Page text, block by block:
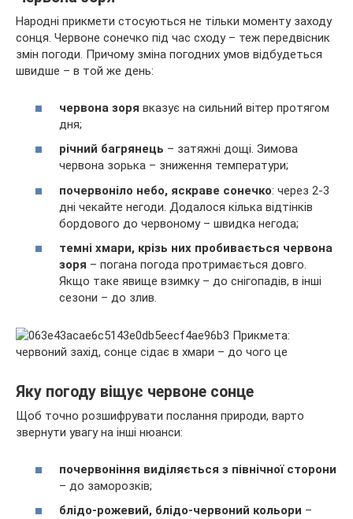
Народні прикмети стосуються не тільки моменту заходу
сонця. Червоне сонечко під час сходу – теж передвісник
змін погоди. Причому зміна погодних умов відбудеться
швидше – в той же день:
червона зоря вказує на сильний вітер протягом
дня;
річний багрянець – затяжні дощі. Зимова
червона зорька – зниження температури;
почервоніло небо, яскраве сонечко: через 2-3
дні чекайте негоди. Додалося кілька відтінків
бордового до червоному – швидка негода;
темні хмари, крізь них пробивається червона
зоря – погана погода протримається довго.
Якщо таке явище взимку – до снігопадів, в інші
сезони – до злив.
Яку погоду віщує червоне сонце
Щоб точно розшифрувати послання природи, варто
звернути увагу на інші нюанси:
почервоніння виділяється з північної сторони
– до заморозків;
блідо-рожевий, блідо-червоний кольори –